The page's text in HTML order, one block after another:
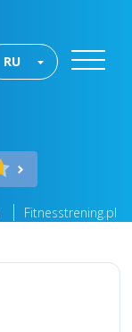
RU
Fitnesstrening.pl